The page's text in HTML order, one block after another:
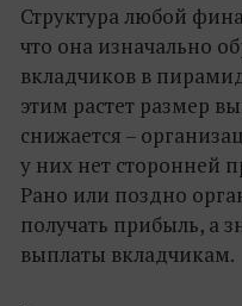
Структура любой
что она изначально
вкладчиков в
этим растет размер
снижается –
у них нет сторонней
Рано или поздно
получать прибыль, а
выплаты вкладчикам.